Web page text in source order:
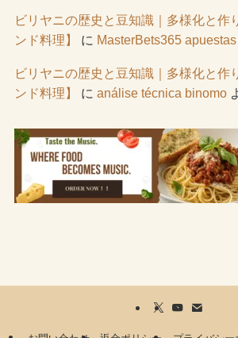
ビリヤニの歴史と豆知識｜多様化と作
ンド料理】
に MasterBets365
ビリヤニの歴史と豆知識｜多様化と作
ンド料理】
に análise técnica binomo